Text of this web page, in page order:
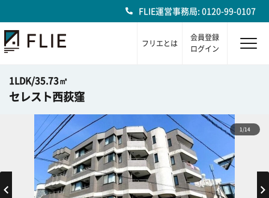
FLIE運営事務局: 0120-99-0107
フリエとは
会員登録
ログイン
1LDK/35.73㎡
セレスト西荻窪
1/14